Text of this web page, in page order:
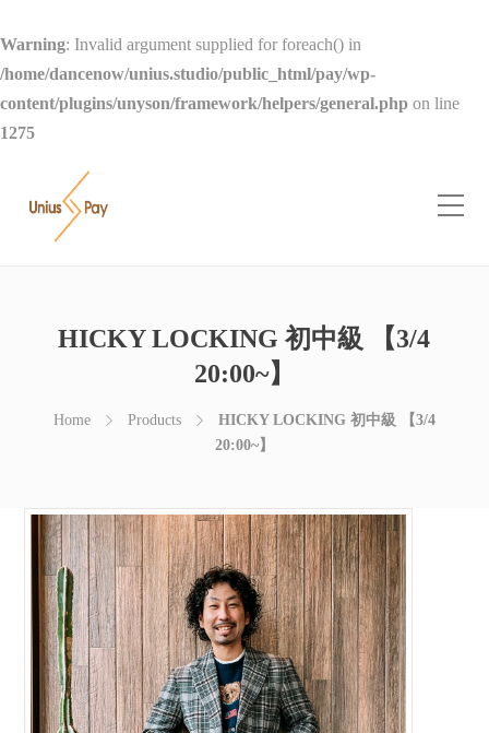
Warning: Invalid argument supplied for foreach() in
/home/dancenow/unius.studio/public_html/pay/wp-
content/plugins/unyson/framework/helpers/general.php on line
1275
HICKY LOCKING 初中級 【3/4
20:00~】
Home Products
HICKY LOCKING 初中級 【3/4
20:00~】